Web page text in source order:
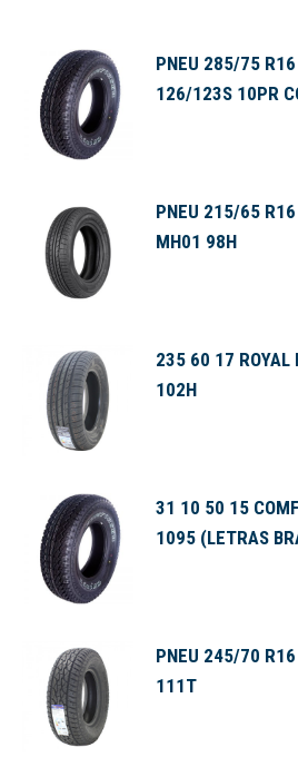
PNEU 285/75 R16
126/123S 10PR
PNEU 215/65 R16
MH01 98H
235 60 17 ROYAL
102H
31 10 50 15
1095 (LETRAS
PNEU 245/70
111T